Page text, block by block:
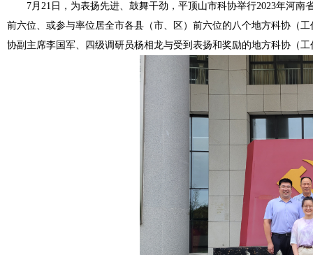
7月21日，为表扬先进、鼓舞干劲，平顶山市科协举行2023年河
前六位、或参与率位居全市各县（市、区）前六位的八个地方科协（
协副主席李国军、四级调研员杨相龙与受到表扬和奖励的地方科协（